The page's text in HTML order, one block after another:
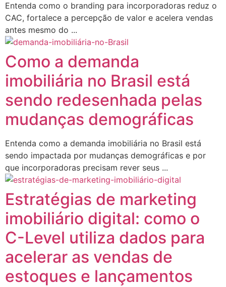
Entenda como o branding para incorporadoras reduz o
CAC, fortalece a percepção de valor e acelera vendas
antes mesmo do ...
Como a demanda
imobiliária no Brasil está
sendo redesenhada pelas
mudanças demográficas
Entenda como a demanda imobiliária no Brasil está
sendo impactada por mudanças demográficas e por
que incorporadoras precisam rever seus ...
Estratégias de marketing
imobiliário digital: como o
C-Level utiliza dados para
acelerar as vendas de
estoques e lançamentos